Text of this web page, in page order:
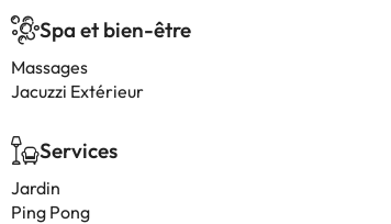
Spa et bien-être
Massages
Jacuzzi Extérieur
Services
Jardin
Ping Pong